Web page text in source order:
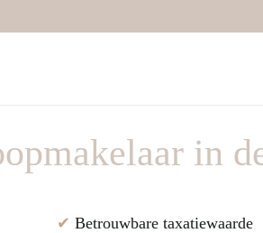
in
✔ Betrouwbare taxatiewaarde